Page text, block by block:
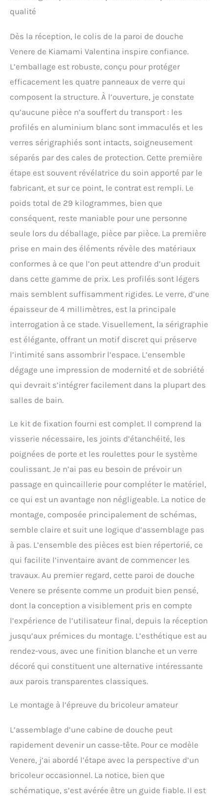
Réglable de -2cm par côté.
Libérations rapides
supérieur coulissant.
Hauteur 185 cm. Rabats
anti-gouttes verticaux.
Ouverture coulissante et
fermeture magnétique.
n'est pas inclus.
qualité
Dès la réception, le colis de la paroi de douche
Venere de Kiamami Valentina inspire confiance.
L’emballage est robuste, conçu pour protéger
efficacement les quatre panneaux de verre qui
composent la structure. À l’ouverture, je constate
qu’aucune pièce n’a souffert du transport : les
profilés en aluminium blanc sont immaculés et les
verres sérigraphiés sont intacts, soigneusement
séparés par des cales de protection. Cette première
étape est souvent révélatrice du soin apporté par le
fabricant, et sur ce point, le contrat est rempli. Le
poids total de 29 kilogrammes, bien que
conséquent, reste maniable pour une personne
seule lors du déballage, pièce par pièce. La première
prise en main des éléments révèle des matériaux
conformes à ce que l’on peut attendre d’un produit
dans cette gamme de prix. Les profilés sont légers
mais semblent suffisamment rigides. Le verre, d’une
épaisseur de 4 millimètres, est la principale
interrogation à ce stade. Visuellement, la sérigraphie
est élégante, offrant un motif discret qui préserve
l’intimité sans assombrir l’espace. L’ensemble
dégage une impression de modernité et de sobriété
qui devrait s’intégrer facilement dans la plupart des
salles de bain.
Le kit de fixation fourni est complet. Il comprend la
visserie nécessaire, les joints d’étanchéité, les
poignées de porte et les roulettes pour le système
coulissant. Je n’ai pas eu besoin de prévoir un
passage en quincaillerie pour compléter le matériel,
ce qui est un avantage non négligeable. La notice de
montage, composée principalement de schémas,
semble claire et suit une logique d’assemblage pas
à pas. L’ensemble des pièces est bien répertorié, ce
qui facilite l’inventaire avant de commencer les
travaux. Au premier regard, cette paroi de douche
Venere se présente comme un produit bien pensé,
dont la conception a visiblement pris en compte
l’expérience de l’utilisateur final, depuis la réception
jusqu’aux prémices du montage. L’esthétique est au
rendez-vous, avec une finition blanche et un verre
décoré qui constituent une alternative intéressante
aux parois transparentes classiques.
Le montage à l’épreuve du bricoleur amateur
L’assemblage d’une cabine de douche peut
rapidement devenir un casse-tête. Pour ce modèle
Venere, j’ai abordé l’étape avec la perspective d’un
bricoleur occasionnel. La notice, bien que
schématique, s’est avérée être un guide fiable. Il est